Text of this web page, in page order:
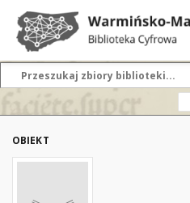
OBIEKT